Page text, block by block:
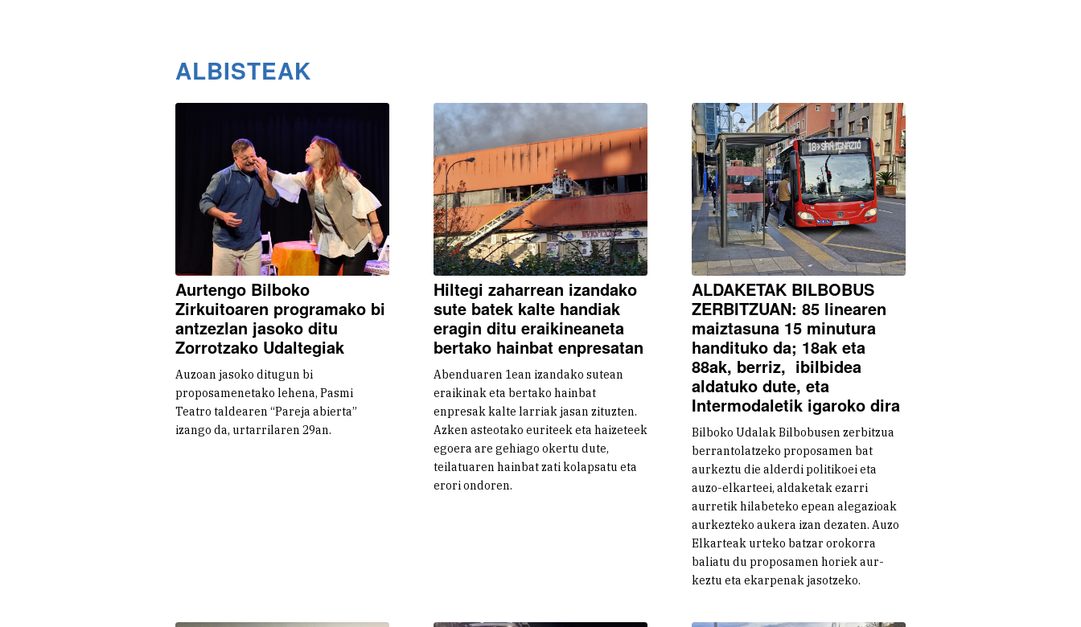
ALBISTEAK
Aurtengo Bilboko
Zirkuitoaren programako bi
antzezlan jasoko ditu
Zorrotzako Udaltegiak
Auzoan jasoko ditugun bi
proposamenetako lehena, Pasmi
Teatro taldearen “Pareja abierta”
izango da, urtarrilaren 29an.
Hiltegi zaharrean izandako
sute batek kalte handiak
eragin ditu eraikineaneta
bertako hainbat enpresatan
Abenduaren 1ean izandako sutean
eraikinak eta bertako hainbat
enpresak kalte larriak jasan zituzten.
Azken asteotako euriteek eta haizeteek
egoera are gehiago okertu dute,
teilatuaren hainbat zati kolapsatu eta
erori ondoren.
ALDAKETAK BILBOBUS
ZERBITZUAN: 85 linearen
maiztasuna 15 minutura
handituko da; 18ak eta
88ak, berriz, ibilbidea
aldatuko dute, eta
Intermodaletik igaroko dira
Bilboko Udalak Bilbobusen zerbitzua
berrantolatzeko proposamen bat
aurkeztu die alderdi politikoei eta
auzo-elkarteei, aldaketak ezarri
aurretik hilabeteko epean alegazioak
aurkezteko aukera izan dezaten. Auzo
Elkarteak urteko batzar orokorra
baliatu du proposamen horiek aur-
keztu eta ekarpenak jasotzeko.